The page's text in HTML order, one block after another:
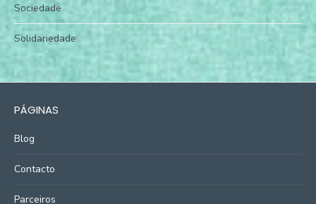
Sociedade
Solidariedade
PÁGINAS
Blog
Contacto
Parceiros